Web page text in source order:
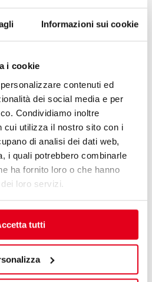
Informazioni sui cookie
i cookie
contenuti ed
dei social media e per
Condividiamo inoltre
cui utilizza il nostro sito con i
di analisi dei dati web,
i quali potrebbero combinarle
ha fornito loro o che hanno
loro servizi.
tutti
est un engagement que
l'imprévu.